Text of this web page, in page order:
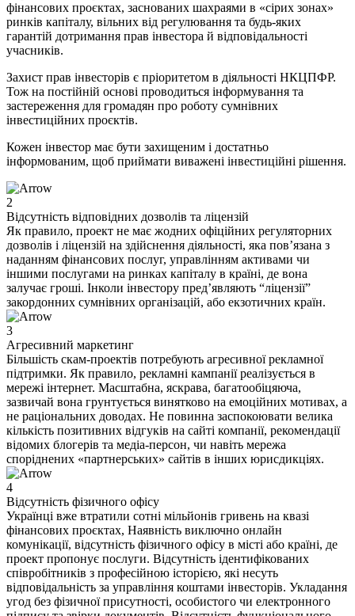
фінансових проєктах, заснованих шахраями в «сірих зонах»
ринків капіталу, вільних від регулювання та будь-яких
гарантій дотримання прав інвестора й відповідальності
учасників.
Захист прав інвесторів є пріоритетом в діяльності НКЦПФР.
Тож на постійній основі проводиться інформування та
застереження для громадян про роботу сумнівних
інвестиційних проєктів.
Кожен інвестор має бути захищеним і достатньо
інформованим, щоб приймати виважені інвестиційні рішення.
2
Відсутність відповідних дозволів та ліцензій
Як правило, проект не має жодних офіційних регуляторних
дозволів і ліцензій на здійснення діяльності, яка пов’язана з
наданням фінансових послуг, управлінням активами чи
іншими послугами на ринках капіталу в країні, де вона
залучає гроші. Інколи інвестору пред’являють “ліцензії”
закордонних сумнівних організацій, або екзотичних країн.
3
Агресивний маркетинг
Більшість скам-проектів потребують агресивної рекламної
підтримки. Як правило, рекламні кампанії реалізується в
мережі інтернет. Масштабна, яскрава, багатообіцяюча,
зазвичай вона грунтується винятково на емоційних мотивах, а
не раціональних доводах. Не повинна заспокоювати велика
кількість позитивних відгуків на сайті компанії, рекомендації
відомих блогерів та медіа-персон, чи навіть мережа
споріднених «партнерських» сайтів в інших юрисдикціях.
4
Відсутність фізичного офісу
Українці вже втратили сотні мільйонів гривень на квазі
фінансових проєктах, Наявність виключно онлайн
комунікації, відсутність фізичного офісу в місті або країні, де
проект пропонує послуги. Відсутність ідентифікованих
співробітників з професійною історією, які несуть
відповідальність за управління коштами інвесторів. Укладання
угод без фізичної присутності, особистого чи електронного